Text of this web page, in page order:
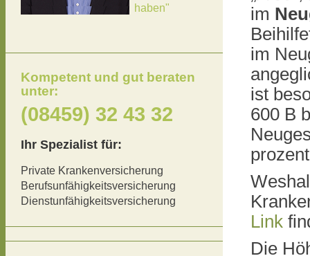
im
im
ist
600 B
Link
Die
haben"
Kompetent und gut beraten
unter:
(08459) 32 43 32
Ihr Spezialist für:
Private Krankenversicherung
Berufsunfähigkeitsversicherung
Dienstunfähigkeitsversicherung